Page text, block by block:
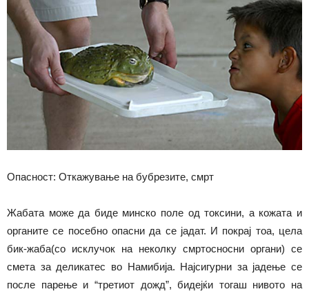
Опасност: Откажување на бубрезите, смрт
Жабата може да биде минско поле од токсини, а кожата и
органите се посебно опасни да се јадат. И покрај тоа, цела
бик-жаба(со исклучок на неколку смртосносни органи) се
смета за деликатес во Намибија. Најсигурни за јадење се
после парење и “третиот дожд”, бидејќи тогаш нивото на